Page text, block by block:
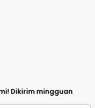
Dikirim mingguan